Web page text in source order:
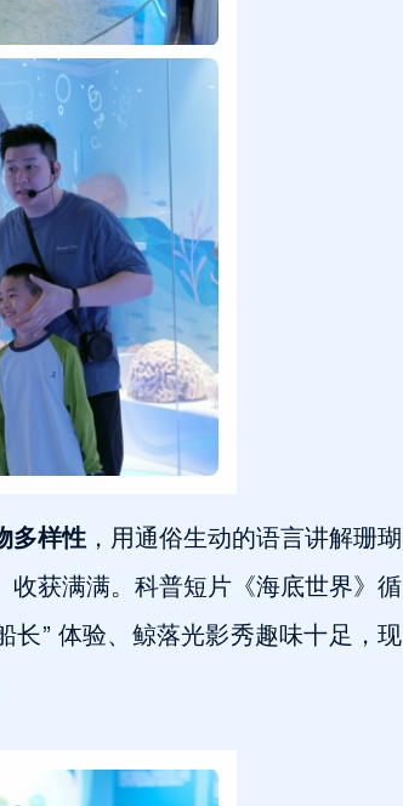
多样性 ，用通俗生动的语言讲解珊瑚
收获满满。科普短片 《海底世界》 循
” 体验、 鲸落光影秀趣味十足，现